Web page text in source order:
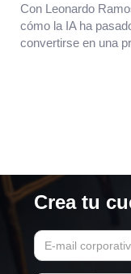
Con Leonardo
cómo la IA ha
convertirse en una
Crea tu